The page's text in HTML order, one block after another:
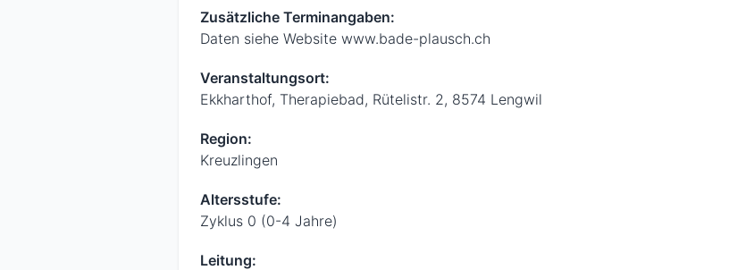
Zusätzliche Terminangaben:
Daten siehe Website www.bade-plausch.ch
Veranstaltungsort:
Ekkharthof, Therapiebad, Rütelistr. 2, 8574 Lengwil
Region:
Kreuzlingen
Altersstufe:
Zyklus 0 (0-4 Jahre)
Leitung: